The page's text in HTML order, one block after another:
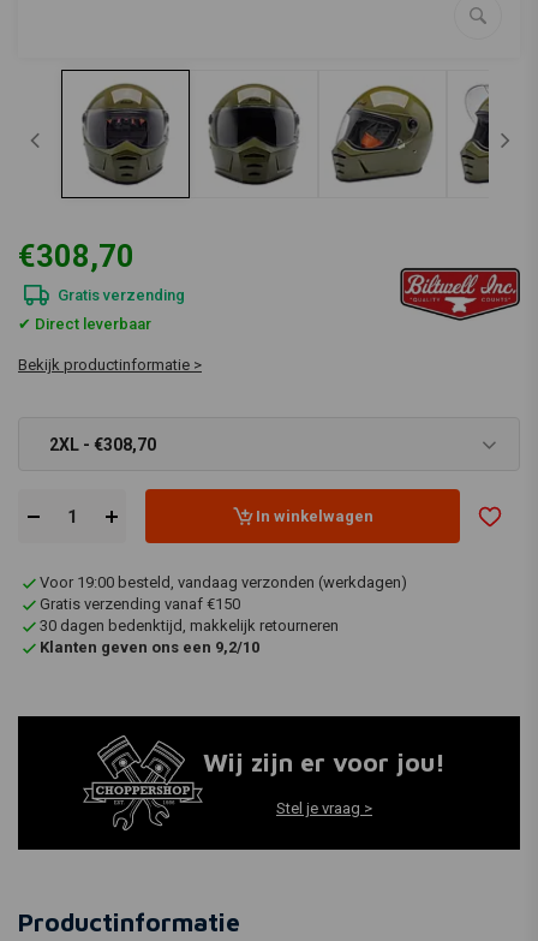
€308,70
Gratis verzending
✔ Direct leverbaar
Bekijk productinformatie >
2XL - €308,70
In winkelwagen
Voor 19:00 besteld, vandaag verzonden (werkdagen)
Gratis verzending vanaf €150
30 dagen bedenktijd, makkelijk retourneren
Klanten geven ons een 9,2/10
Wij zijn er voor jou!
Stel je vraag >
Productinformatie